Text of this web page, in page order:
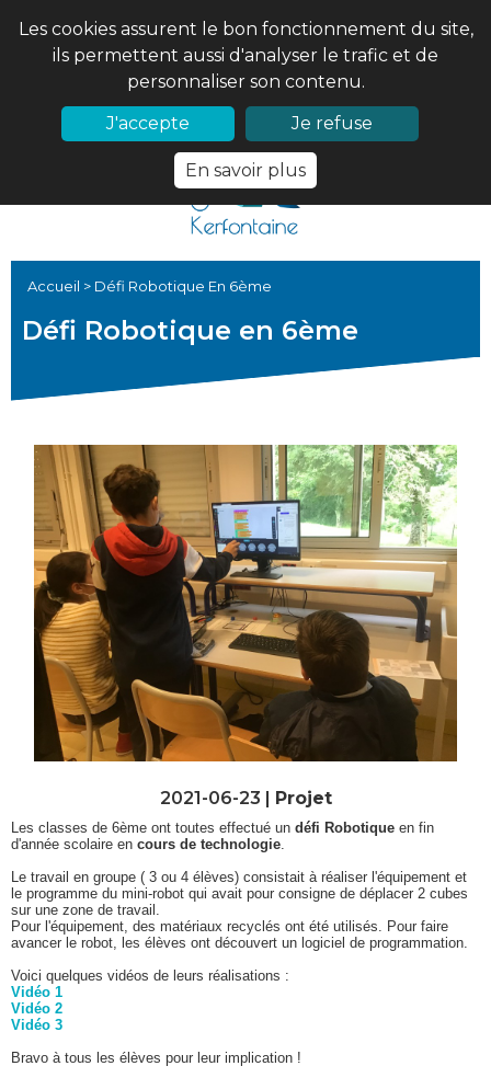
Les cookies assurent le bon fonctionnement du site,
ils permettent aussi d'analyser le trafic et de
personnaliser son contenu.
J'accepte
Je refuse
En savoir plus
02 97 56 61 18
Accueil > Défi Robotique En 6ème
Défi Robotique en 6ème
2021-06-23 | Projet
Les classes de 6ème ont toutes effectué un défi Robotique en fin
d'année scolaire en cours de technologie.
Le travail en groupe ( 3 ou 4 élèves) consistait à réaliser l'équipement et
le programme du mini-robot qui avait pour consigne de déplacer 2 cubes
sur une zone de travail.
Pour l'équipement, des matériaux recyclés ont été utilisés. Pour faire
avancer le robot, les élèves ont découvert un logiciel de programmation.
Voici quelques vidéos de leurs réalisations :
Vidéo 1
Vidéo 2
Vidéo 3
Bravo à tous les élèves pour leur implication !